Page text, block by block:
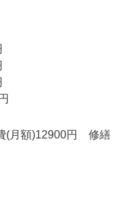
月額)12900円 修繕